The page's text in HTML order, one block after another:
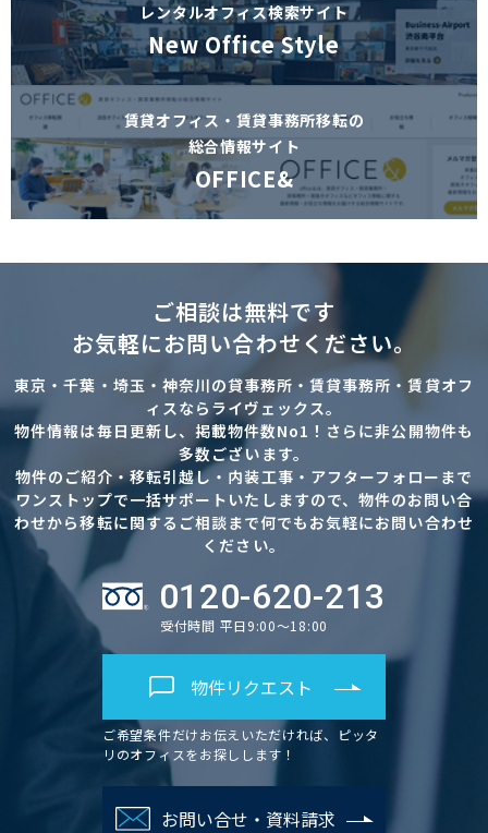
レンタルオフィス検索サイト
New Office Style
賃貸オフィス・賃貸事務所移転の
総合情報サイト
OFFICE&
ご相談は無料です
お気軽にお問い合わせください。
東京・千葉・埼玉・神奈川の貸事務所・賃貸事務所・賃貸オフ
ィスならライヴェックス。
物件情報は毎日更新し、掲載物件数No1！さらに非公開物件も
多数ございます。
物件のご紹介・移転引越し・内装工事・アフターフォローまで
ワンストップで一括サポートいたしますので、物件のお問い合
わせから移転に関するご相談まで何でもお気軽にお問い合わせ
ください。
0120-620-213
受付時間 平日9:00～18:00
物件リクエスト
ご希望条件だけお伝えいただければ、ピッタ
リのオフィスをお探しします！
お問い合せ・資料請求